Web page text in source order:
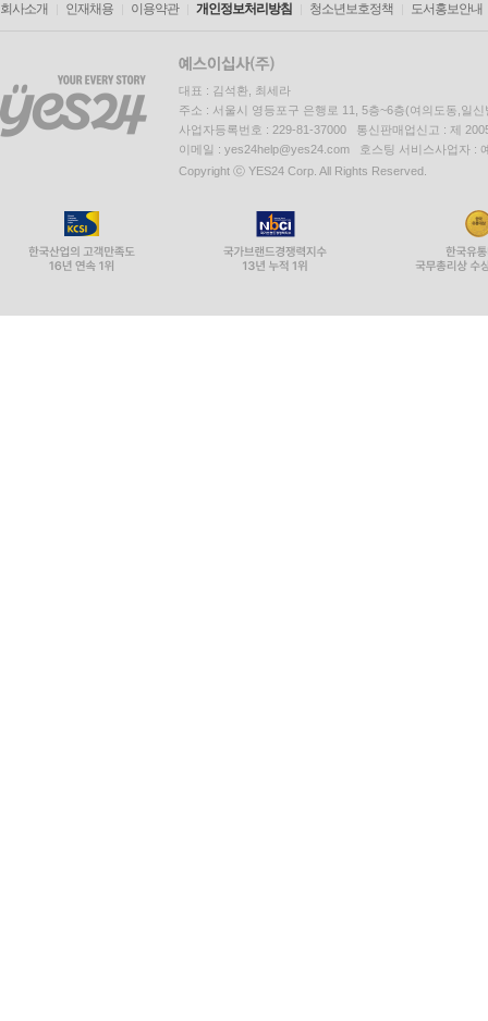
회사소개 인재채용 이용약관 개인정보처리방침 청소년보호정책 도서홍보안내
대표 : 김석환, 최세라
주소 : 서울시 영등포구 은행로 11, 5층~6층(여의도동,일신
사업자등록번호 : 229-81-37000 통신판매업신고 : 제
이메일 : yes24help@yes24.com 호스팅 서비스사업자 :
Copyright ⓒ YES24 Corp. All Rights Reserved.